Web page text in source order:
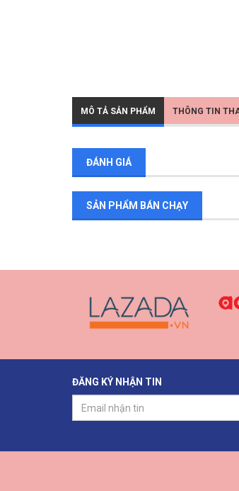
MÔ TẢ SẢN PHẨM THÔNG TIN
ĐÁNH GIÁ
SẢN PHẨM BÁN CHẠY
ĐĂNG KÝ NHẬN TIN